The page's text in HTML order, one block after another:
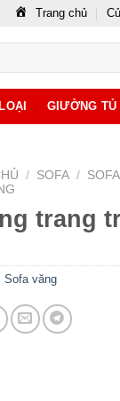
Trang chủ
GIƯỜNG TỦ
/ SOFA /
trang
Sofa văng